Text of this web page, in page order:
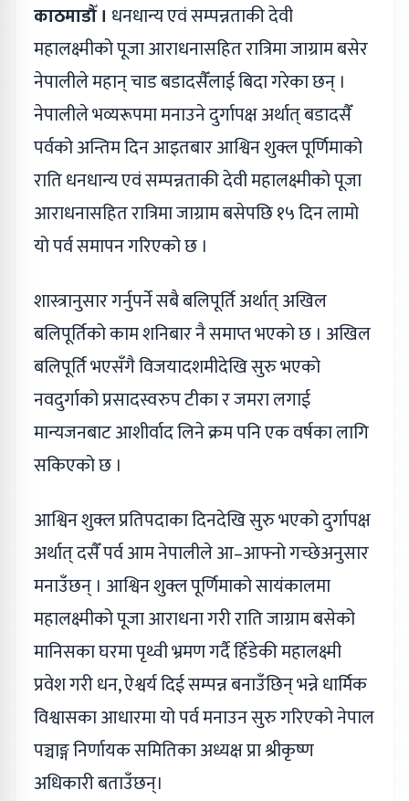
काठमाडौँ । धनधान्य एवं सम्पन्नताकी देवी
महालक्ष्मीको पूजा आराधनासहित रात्रिमा जाग्राम बसेर
नेपालीले महान् चाड बडादसैँलाई बिदा गरेका छन् ।
नेपालीले भव्यरूपमा मनाउने दुर्गापक्ष अर्थात् बडादसैँ
पर्वको अन्तिम दिन आइतबार आश्विन शुक्ल पूर्णिमाको
राति धनधान्य एवं सम्पन्नताकी देवी महालक्ष्मीको पूजा
आराधनासहित रात्रिमा जाग्राम बसेपछि १५ दिन लामो
यो पर्व समापन गरिएको छ ।
शास्त्रानुसार गर्नुपर्ने सबै बलिपूर्ति अर्थात् अखिल
बलिपूर्तिको काम शनिबार नै समाप्त भएको छ । अखिल
बलिपूर्ति भएसँगै विजयादशमीदेखि सुरु भएको
नवदुर्गाको प्रसादस्वरुप टीका र जमरा लगाई
मान्यजनबाट आशीर्वाद लिने क्रम पनि एक वर्षका लागि
सकिएको छ ।
आश्विन शुक्ल प्रतिपदाका दिनदेखि सुरु भएको दुर्गापक्ष
अर्थात् दसैँ पर्व आम नेपालीले आ–आफ्नो गच्छेअनुसार
मनाउँछन् । आश्विन शुक्ल पूर्णिमाको सायंकालमा
महालक्ष्मीको पूजा आराधना गरी राति जाग्राम बसेको
मानिसका घरमा पृथ्वी भ्रमण गर्दै हिँडेकी महालक्ष्मी
प्रवेश गरी धन, ऐश्वर्य दिई सम्पन्न बनाउँछिन् भन्ने धार्मिक
विश्वासका आधारमा यो पर्व मनाउन सुरु गरिएको नेपाल
पञ्चाङ्ग निर्णायक समितिका अध्यक्ष प्रा श्रीकृष्ण
अधिकारी बताउँछन्।